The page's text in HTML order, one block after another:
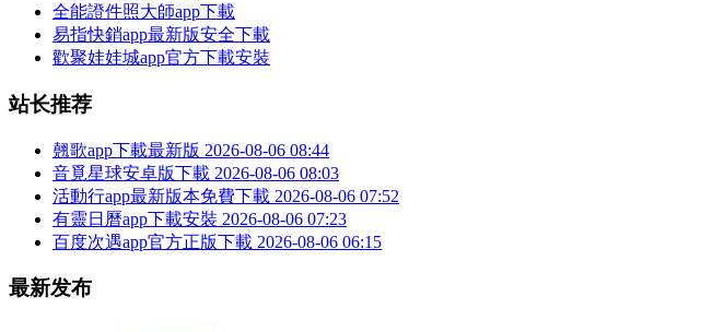
全能證件照大師app下載
易指快銷app最新版安全下載
歡聚娃娃城app官方下載安裝
站长推荐
翹歌app下載最新版 2026-08-06 08:44
音覓星球安卓版下載 2026-08-06 08:03
活動行app最新版本免費下載 2026-08-06 07:52
有靈日曆app下載安裝 2026-08-06 07:23
百度次遇app官方正版下載 2026-08-06 06:15
最新发布